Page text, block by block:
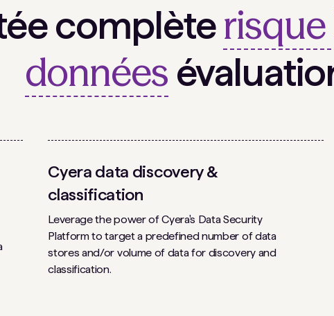
complèterisque
données
Cyera data discovery &
classification
Leverage the power of Cyera's Data Security
Platform to target a predefined number of data
stores and/or volume of data for discovery and
classification.